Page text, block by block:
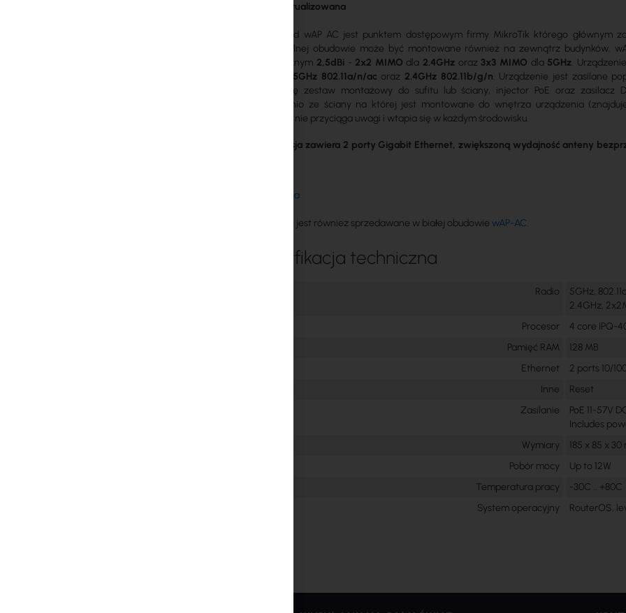
wersja zaktualizowana
RouterBoard wAP AC jest punktem dostępowym firmy MikroTik którego głównym
wodoszczelnej obudowie może być montowane również na zewnątrz budynków.
energetycznym 2,5dBi - 2x2 MIMO dla 2.4GHz oraz 3x3 MIMO dla 5GHz .
5GHz 802.11a/n/ac oraz 2.4GHz 802.11b/g/n . Urządzenie jest zasilane
znajduje się zestaw montażowy do sufitu lub ściany, injector PoE oraz
bezpośrednio ze ściany na której jest montowane do wnętrza urządzenia
urządzenie nie przyciąga uwagi i wtapia się w każdym środowisku.
Nowa wersja zawiera 2 porty Gigabit Ethernet, zwiększoną wydajność anteny
Specyfikacja
Urządzenie jest również sprzedawane w białej obudowie wAP-AC
Specyfikacja techniczna
Radio
5GHz,
2.4GHz,
Procesor
4 core IPQ-
Pamięć RAM
128 MB
Ethernet
2 ports 10/
Inne
Reset
Zasilanie
PoE 11-57V
Includes
Wymiary
185 x 85 x 30
Pobór mocy
Up to 12W
Temperatura pracy
-30C .. +80C
System operacyjny
RouterOS,